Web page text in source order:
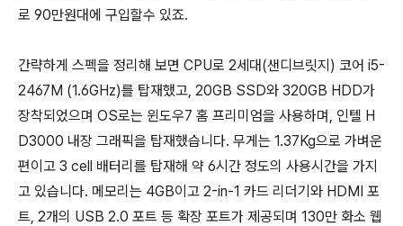
로 90만원대에 구입할수 있죠.
간략하게 스펙을 정리해 보면 CPU로 2세대(샌디브릿지) 코어 i5-
2467M (1.6GHz)를 탑재했고, 20GB SSD와 320GB HDD가
장착되었으며 OS로는 윈도우7 홈 프리미엄을 사용하며, 인텔 H
D3000 내장 그래픽을 탑재했습니다. 무게는 1.37Kg으로 가벼운
편이고 3 cell 배터리를 탑재해 약 6시간 정도의 사용시간을 가지
고 있습니다. 메모리는 4GB이고 2-in-1 카드 리더기와 HDMI 포
트, 2개의 USB 2.0 포트 등 확장 포트가 제공되며 130만 화소 웹